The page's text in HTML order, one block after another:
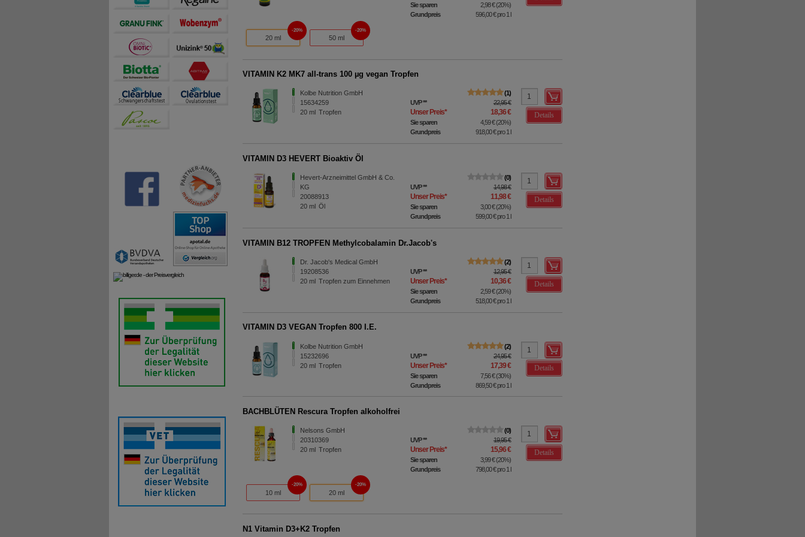
Sie sparen 2,98 €(20%)
Grundpreis
596,00 €pro 1 l
20 ml
20%
50 ml
20%
VITAMIN K2 MK7 all-trans 100 µg vegan Tropfen
Kolbe Nutrition GmbH
15634259
20 ml Tropfen
1
UVP** 22,95 €
Unser Preis* 18,36 €
Sie sparen 4,59 €(20%)
Grundpreis
918,00 €pro 1 l
Details
VITAMIN D3 HEVERT Bioaktiv Öl
Hevert-Arzneimittel GmbH & Co.
KG
20088913
20 ml Öl
0
UVP** 14,98 €
Unser Preis* 11,98 €
Sie sparen 3,00 €(20%)
Grundpreis
599,00 €pro 1 l
Details
VITAMIN B12 TROPFEN Methylcobalamin Dr.Jacob's
Dr. Jacob's Medical GmbH
19208536
20 ml Tropfen zum Einnehmen
2
UVP** 12,95 €
Unser Preis* 10,36 €
Sie sparen 2,59 €(20%)
Grundpreis
518,00 €pro 1 l
Details
VITAMIN D3 VEGAN Tropfen 800 I.E.
Kolbe Nutrition GmbH
15232696
20 ml Tropfen
2
UVP** 24,95 €
Unser Preis* 17,39 €
Sie sparen 7,56 €(30%)
Grundpreis
869,50 €pro 1 l
Details
BACHBLÜTEN Rescura Tropfen alkoholfrei
Nelsons GmbH
20310369
20 ml Tropfen
0
UVP** 19,95 €
Unser Preis* 15,96 €
Sie sparen 3,99 €(20%)
Grundpreis
798,00 €pro 1 l
Details
10 ml
20%
20 ml
20%
N1 Vitamin D3+K2 Tropfen